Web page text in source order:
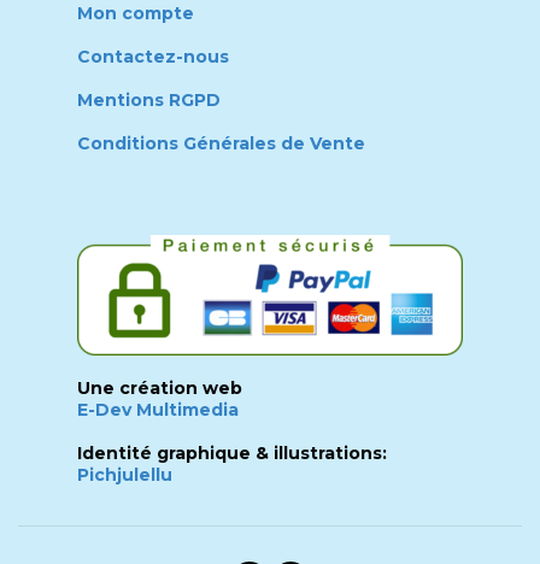
Mon compte
Contactez-nous
Mentions RGPD
Conditions Générales de Vente
Une création web
E-Dev Multimedia
Identité graphique & illustrations:
Pichjulellu